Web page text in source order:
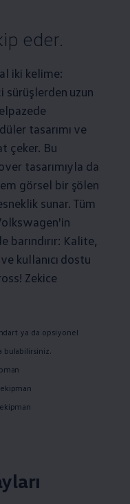
eder.
iki kelime:
sürüşlerden uzun
tasarımı ve
çeker. Bu
tasarımıyla da
görsel bir şölen
sunar. Tüm
'in
barındırır: Kalite,
kullanıcı dostu
Zekice
ya da opsiyonel
bulabilirsiniz.